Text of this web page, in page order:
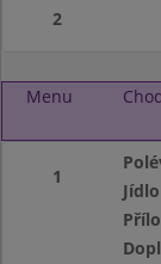
2
Menu
1
Jídlo